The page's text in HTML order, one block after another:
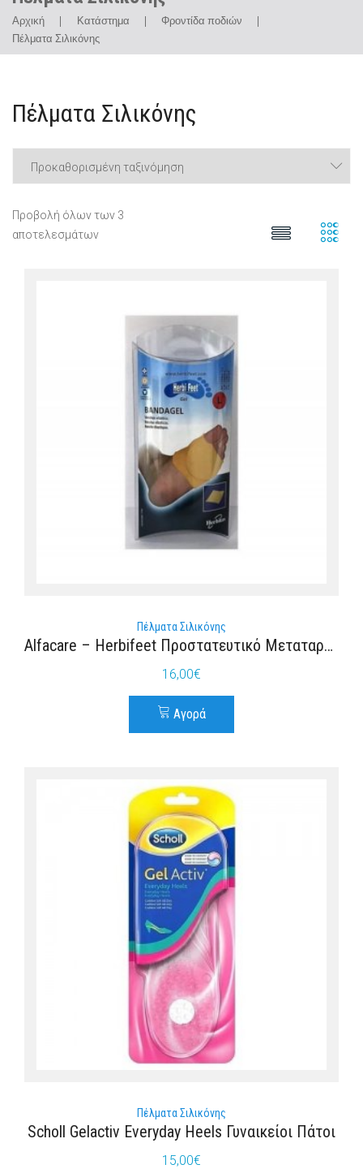
Αρχική | Κατάστημα | Φροντίδα ποδιών
|
Πέλματα Σιλικόνης
Πέλματα Σιλικόνης
Προβολή όλων των 3
αποτελεσμάτων
Πέλματα Σιλικόνης
Alfacare – Herbifeet Προστατευτικό Μεταταρσίου Με Gel
16,00€
Αγορά
Πέλματα Σιλικόνης
Scholl Gelactiv Everyday Heels Γυναικείοι Πάτοι
15,00€